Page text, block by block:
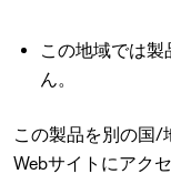
この地域では
ん。
この製品を別の国/
Webサイトにアク